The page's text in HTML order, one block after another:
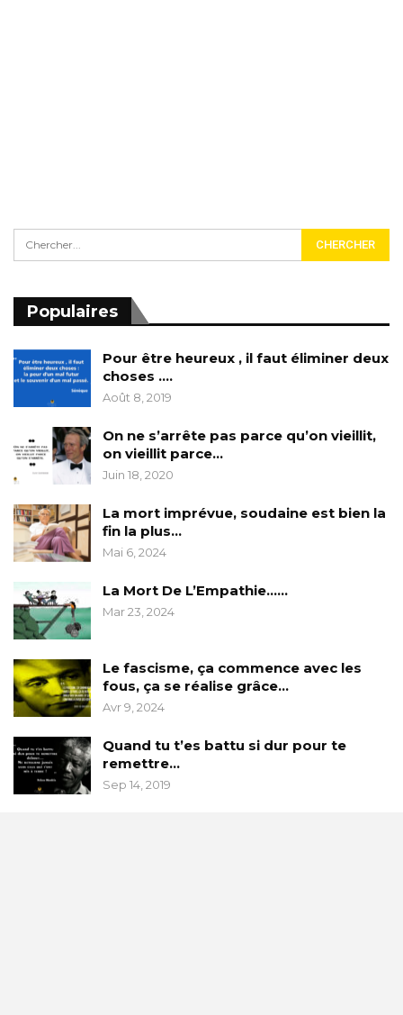
Populaires
Pour être heureux , il faut éliminer deux
choses ….
Août 8, 2019
On ne s’arrête pas parce qu’on vieillit,
on vieillit parce…
Juin 18, 2020
La mort imprévue, soudaine est bien la
fin la plus…
Mai 6, 2024
La Mort De L’Empathie……
Mar 23, 2024
Le fascisme, ça commence avec les
fous, ça se réalise grâce…
Avr 9, 2024
Quand tu t’es battu si dur pour te
remettre…
Sep 14, 2019